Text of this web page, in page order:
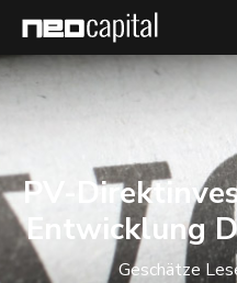
PV-
Entwicklung
Geschätze